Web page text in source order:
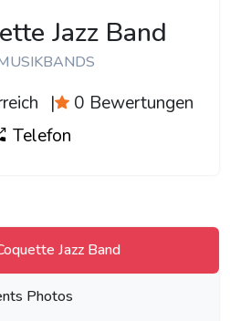
Jazz Band
|
0 Bewertungen
Telefon
Jazz Band
Photos